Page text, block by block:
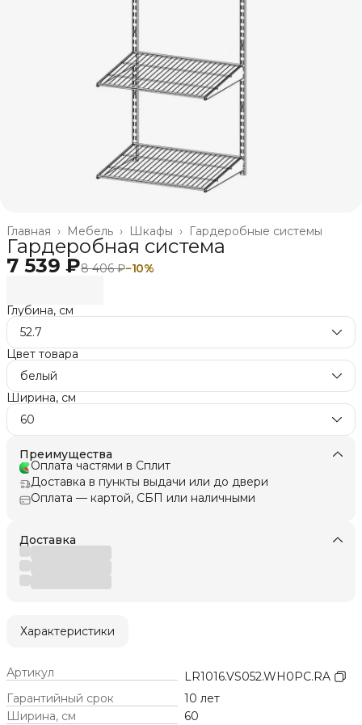
Гардеробные системы
Шкафы ›
Мебель ›
Главная ›
Гардеробная система
7 539 ₽8 406 ₽−10%
Глубина, см
52.7
Цвет товара
белый
Ширина, см
60
Преимущества
Оплата частями в Сплит
Доставка в пункты выдачи или до двери
Оплата — картой, СБП или наличными
Доставка
Характеристики
Артикул
LR1016.VS052.WH0PC.RA
Гарантийный срок
10 лет
Ширина, см
60